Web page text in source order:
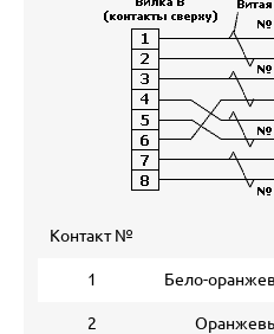
Контакт №
1 Бело-
2